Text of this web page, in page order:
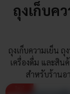
ถุงเก็บค
ถุงเก็บความเย็น
เครื่องดื่ม และสิน
สำหรับร้านอ